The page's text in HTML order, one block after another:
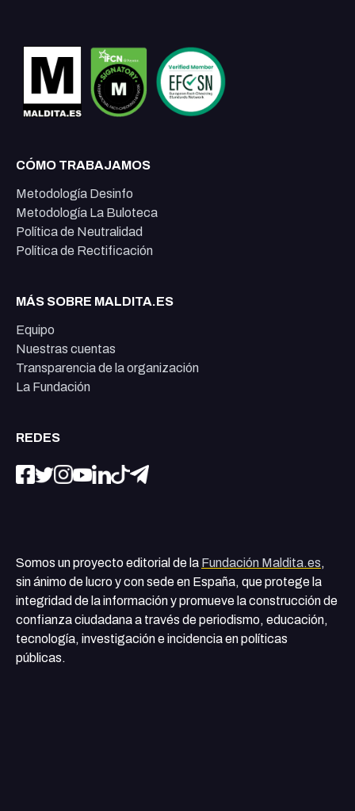
CÓMO TRABAJAMOS
Metodología Desinfo
Metodología La Buloteca
Política de Neutralidad
Política de Rectificación
MÁS SOBRE MALDITA.ES
Equipo
Nuestras cuentas
Transparencia de la organización
La Fundación
REDES
Somos un proyecto editorial de la Fundación Maldita.es,
sin ánimo de lucro y con sede en España, que protege la
integridad de la información y promueve la construcción de
confianza ciudadana a través de periodismo, educación,
tecnología, investigación e incidencia en políticas
públicas.